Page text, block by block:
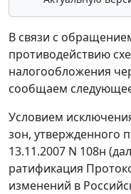
В связи с
противодействию
налогообложения
сообщаем
Условием
зон, утвержденного
13.11.2007 N 108н
ратификация
изменений в